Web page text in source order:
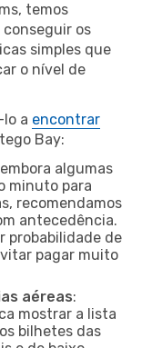
temos
os
simples que
o nível de
a encontrar
Bay:
algumas
minuto para
recomendamos
antecedência.
probabilidade de
pagar muito
aéreas:
mostrar a lista
bilhetes das